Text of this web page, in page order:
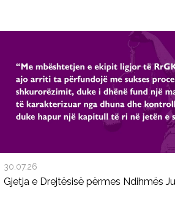
30.07.26
Gjetja e Drejtësisë përmes Ndihmës